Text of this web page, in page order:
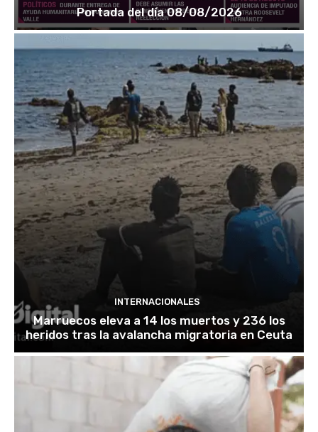
Portada del día 08/08/2026
INTERNACIONALES
Marruecos eleva a 14 los muertos y 236 los
heridos tras la avalancha migratoria en Ceuta